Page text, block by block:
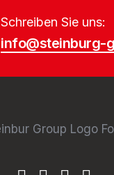
Schreiben Sie uns:
info@steinburg-